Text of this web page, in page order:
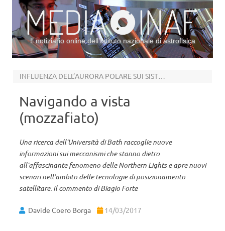
Il notiziario online dell’Istituto nazionale di astrofisica
INFLUENZA DELL’AURORA POLARE SUI SISTEMI GPS
Navigando a vista
(mozzafiato)
Una ricerca dell’Università di Bath raccoglie nuove
informazioni sui meccanismi che stanno dietro
all’affascinante fenomeno delle Northern Lights e apre nuovi
scenari nell’ambito delle tecnologie di posizionamento
satellitare. Il commento di Biagio Forte
Davide Coero Borga 14/03/2017